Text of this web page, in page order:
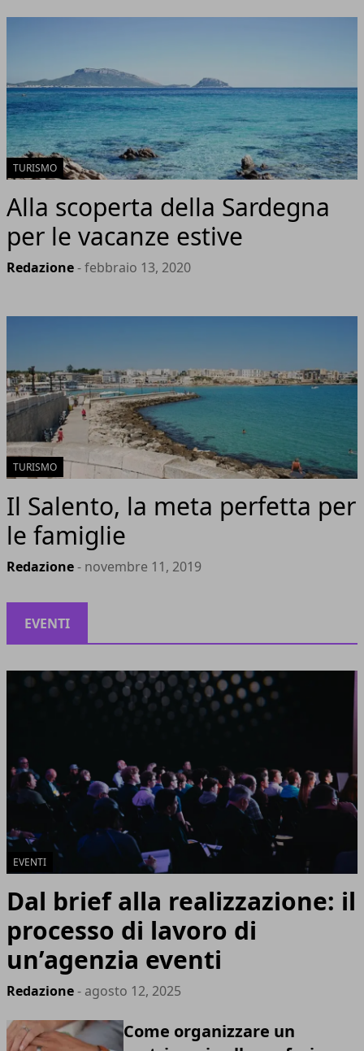
TURISMO
Alla scoperta della Sardegna
per le vacanze estive
Redazione- febbraio 13, 2020
TURISMO
Il Salento, la meta perfetta per
le famiglie
Redazione- novembre 11, 2019
EVENTI
EVENTI
Dal brief alla realizzazione: il
processo di lavoro di
un’agenzia eventi
Redazione- agosto 12, 2025
Come organizzare un